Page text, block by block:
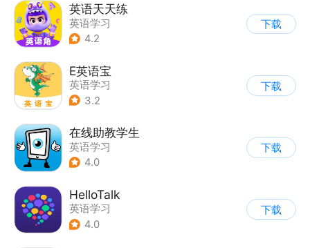
英语天天练
英语学习
4.2
下载
E英语宝
英语学习
3.2
下载
在线助教学生
英语学习
4.0
下载
HelloTalk
英语学习
4.0
下载